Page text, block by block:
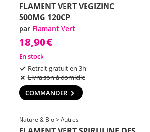
FLAMENT VERT VEGIZINC
500MG 120CP
par Flamant Vert
18,90€
En stock
Retrait gratuit en 3h
Livraison à domicile
COMMANDER
Nature & Bio > Autres